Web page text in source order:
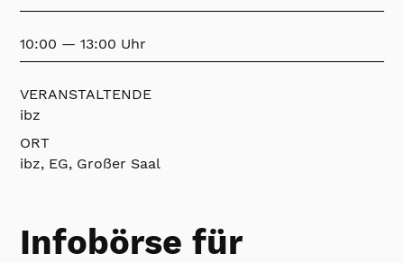
10:00 — 13:00 Uhr
VERANSTALTENDE
ibz
ORT
ibz, EG, Großer Saal
Infobörse für